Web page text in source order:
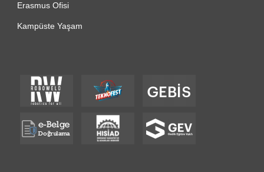
Erasmus Ofisi
Kampüste Yaşam